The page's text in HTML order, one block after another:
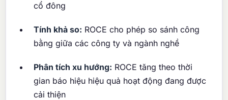
cổ đông
Tính khả so: ROCE cho phép so sánh công
bằng giữa các công ty và ngành nghề
Phân tích xu hướng: ROCE tăng theo thời
gian báo hiệu hiệu quả hoạt động đang được
cải thiện